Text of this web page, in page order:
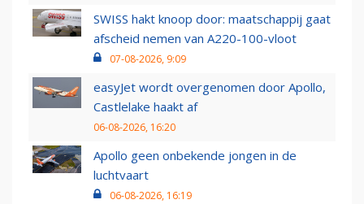
SWISS hakt knoop door: maatschappij gaat
afscheid nemen van A220-100-vloot
07-08-2026, 9:09
easyJet wordt overgenomen door Apollo,
Castlelake haakt af
06-08-2026, 16:20
Apollo geen onbekende jongen in de
luchtvaart
06-08-2026, 16:19